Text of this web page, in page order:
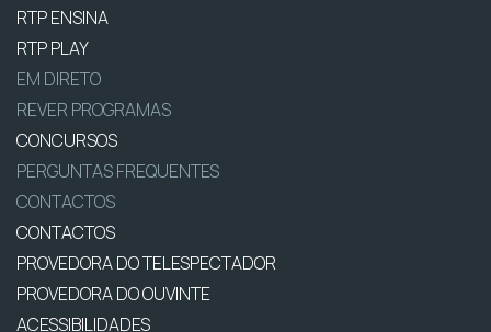
RTP ENSINA
RTP PLAY
EM DIRETO
REVER PROGRAMAS
CONCURSOS
PERGUNTAS FREQUENTES
CONTACTOS
CONTACTOS
PROVEDORA DO TELESPECTADOR
PROVEDORA DO OUVINTE
ACESSIBILIDADES